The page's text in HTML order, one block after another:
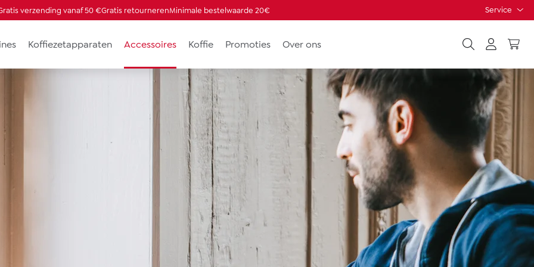
verzending vanaf 50 €Gratis retournerenMinimale bestelwaarde 20€ Service
Koffiezetapparaten Accessoires Koffie Promoties Over ons